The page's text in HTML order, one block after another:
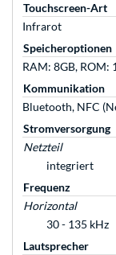
Touchscreen-Art
Infrarot
Speicheroptionen
RAM: 8GB, ROM:
Kommunikation
Bluetooth, NFC
Stromversorgung
Netzteil
integriert
Frequenz
Horizontal
30 - 135 kHz
Lautsprecher